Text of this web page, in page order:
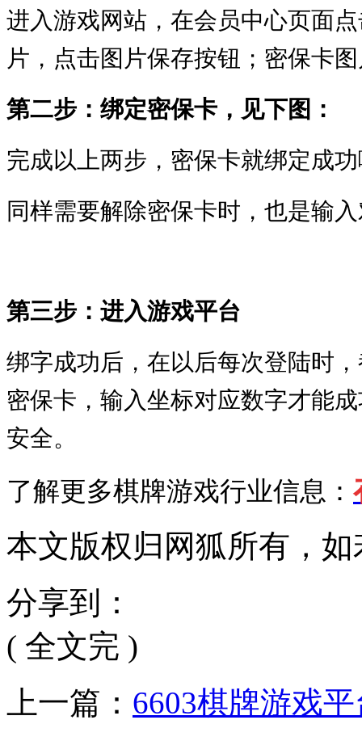
进入游戏网站，在会员中心页面
片，点击图片保存按钮；密保卡
第二步：绑定密保卡，见下图：
完成以上两步，密保卡就绑定成
同样需要解除密保卡时，也是输
第三步：进入游戏平台
绑字成功后，在以后每次登陆时
密保卡，输入坐标对应数字才能
安全。
了解更多棋牌游戏行业信息：
本文版权归网狐所有，
分享到：
( 全文完 )
上一篇： 6603棋牌游戏